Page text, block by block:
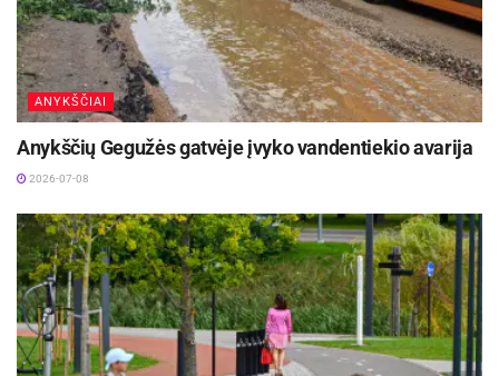
ANYKŠČIAI
Anykščių Gegužės gatvėje įvyko vandentiekio avarija
2026-07-08